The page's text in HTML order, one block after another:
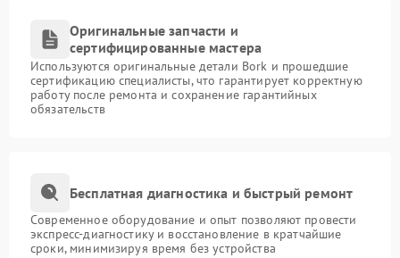
Оригинальные запчасти и
сертифицированные мастера
Используются оригинальные детали Bork и прошедшие
сертификацию специалисты, что гарантирует корректную
работу после ремонта и сохранение гарантийных
обязательств
Бесплатная диагностика и быстрый ремонт
Современное оборудование и опыт позволяют провести
экспресс-диагностику и восстановление в кратчайшие
сроки, минимизируя время без устройства